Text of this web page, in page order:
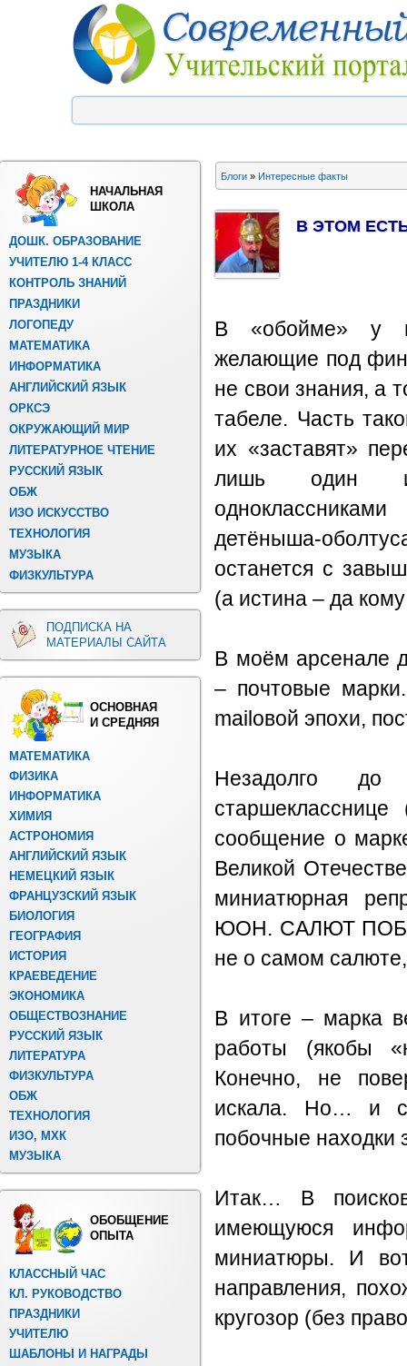
НАЧАЛЬНАЯ
ШКОЛА
ДОШК. ОБРАЗОВАНИЕ
УЧИТЕЛЮ 1-4 КЛАСС
КОНТРОЛЬ ЗНАНИЙ
ПРАЗДНИКИ
ЛОГОПЕДУ
МАТЕМАТИКА
ИНФОРМАТИКА
АНГЛИЙСКИЙ ЯЗЫК
ОРКСЭ
ОКРУЖАЮЩИЙ МИР
ЛИТЕРАТУРНОЕ ЧТЕНИЕ
РУССКИЙ ЯЗЫК
ОБЖ
ИЗО ИСКУССТВО
ТЕХНОЛОГИЯ
МУЗЫКА
ФИЗКУЛЬТУРА
ПОДПИСКА НА
МАТЕРИАЛЫ САЙТА
ОСНОВНАЯ
И СРЕДНЯЯ
МАТЕМАТИКА
ФИЗИКА
ИНФОРМАТИКА
ХИМИЯ
АСТРОНОМИЯ
АНГЛИЙСКИЙ ЯЗЫК
НЕМЕЦКИЙ ЯЗЫК
ФРАНЦУЗСКИЙ ЯЗЫК
БИОЛОГИЯ
ГЕОГРАФИЯ
ИСТОРИЯ
КРАЕВЕДЕНИЕ
ЭКОНОМИКА
ОБЩЕСТВОЗНАНИЕ
РУССКИЙ ЯЗЫК
ЛИТЕРАТУРА
ФИЗКУЛЬТУРА
ОБЖ
ТЕХНОЛОГИЯ
ИЗО, МХК
МУЗЫКА
ОБОБЩЕНИЕ
ОПЫТА
КЛАССНЫЙ ЧАС
КЛ. РУКОВОДСТВО
ПРАЗДНИКИ
УЧИТЕЛЮ
ШАБЛОНЫ И НАГРАДЫ
Блоги » Интересные факты
В ЭТОМ
В «обойме» у
желающие под
не свои знания, а
табеле. Часть
их «заставят»
лишь один из
детёныша-
останется с
(а истина – да
В моём арсенале
– почтовые
mailовой эпохи,
Незадолго
сообщение о
Великой
миниатюрная
ЮОН. САЛЮТ
не о самом
В итоге – марка
работы (якобы
Конечно, не
искала. Но… и
побочные находки
Итак… В
имеющуюся
миниатюры. И
направления,
кругозор (без